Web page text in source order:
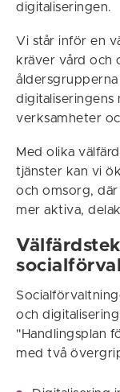
digitaliseringen.
Vi står inför en
kräver vård och
digitaliseringens
verksamheter
Med olika
tjänster kan vi
och omsorg,
mer aktiva,
och
"Handlingsplan
med två